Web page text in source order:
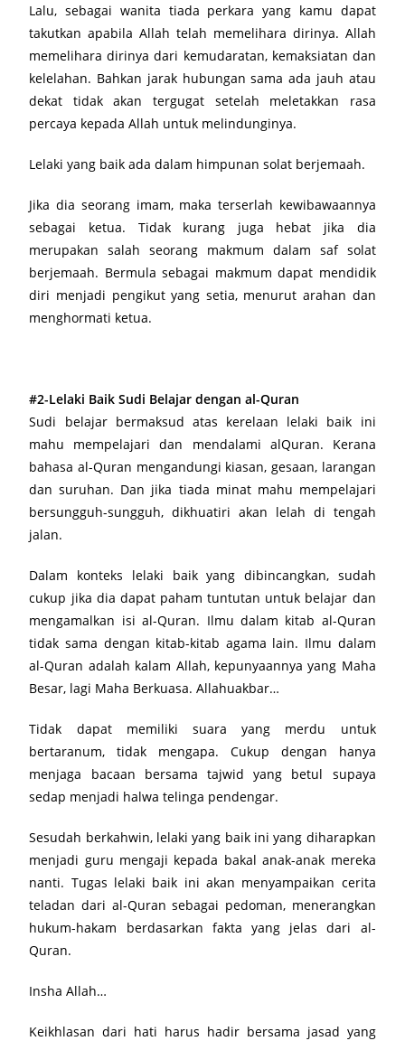
Lalu, sebagai wanita tiada perkara yang kamu dapat
takutkan apabila Allah telah memelihara dirinya. Allah
memelihara dirinya dari kemudaratan, kemaksiatan dan
kelelahan. Bahkan jarak hubungan sama ada jauh atau
dekat tidak akan tergugat setelah meletakkan rasa
percaya kepada Allah untuk melindunginya.
Lelaki yang baik ada dalam himpunan solat berjemaah.
Jika dia seorang imam, maka terserlah kewibawaannya
sebagai ketua. Tidak kurang juga hebat jika dia
merupakan salah seorang makmum dalam saf solat
berjemaah. Bermula sebagai makmum dapat mendidik
diri menjadi pengikut yang setia, menurut arahan dan
menghormati ketua.
#2-Lelaki Baik Sudi Belajar dengan al-Quran
Sudi belajar bermaksud atas kerelaan lelaki baik ini
mahu mempelajari dan mendalami alQuran. Kerana
bahasa al-Quran mengandungi kiasan, gesaan, larangan
dan suruhan. Dan jika tiada minat mahu mempelajari
bersungguh-sungguh, dikhuatiri akan lelah di tengah
jalan.
Dalam konteks lelaki baik yang dibincangkan, sudah
cukup jika dia dapat paham tuntutan untuk belajar dan
mengamalkan isi al-Quran. Ilmu dalam kitab al-Quran
tidak sama dengan kitab-kitab agama lain. Ilmu dalam
al-Quran adalah kalam Allah, kepunyaannya yang Maha
Besar, lagi Maha Berkuasa. Allahuakbar…
Tidak dapat memiliki suara yang merdu untuk
bertaranum, tidak mengapa. Cukup dengan hanya
menjaga bacaan bersama tajwid yang betul supaya
sedap menjadi halwa telinga pendengar.
Sesudah berkahwin, lelaki yang baik ini yang diharapkan
menjadi guru mengaji kepada bakal anak-anak mereka
nanti. Tugas lelaki baik ini akan menyampaikan cerita
teladan dari al-Quran sebagai pedoman, menerangkan
hukum-hakam berdasarkan fakta yang jelas dari al-
Quran.
Insha Allah…
Keikhlasan dari hati harus hadir bersama jasad yang